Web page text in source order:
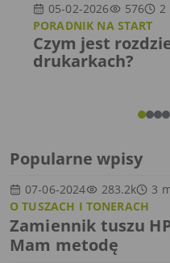
05-02-2026 576 2
PORADNIK NA START
Czym jest
drukarkach?
Popularne wpisy
07-06-2024 283.2k 3
O TUSZACH I TONERACH
Zamiennik tuszu
Mam metodę